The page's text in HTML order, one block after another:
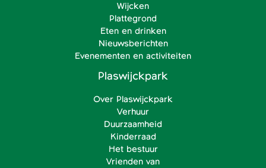
Wijcken
Plattegrond
Eten en drinken
Nieuwsberichten
Evenementen en activiteiten
Plaswijckpark
Over Plaswijckpark
Verhuur
Duurzaamheid
Kinderraad
Het bestuur
Vrienden van